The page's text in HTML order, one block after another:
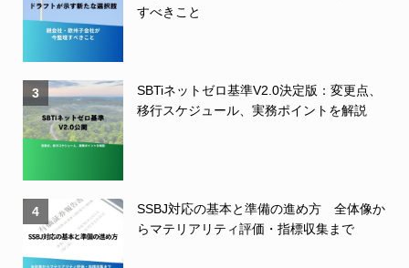
すべきこと
3
SBTiネットゼロ基準V2.0決定版：変更点、
移行スケジュール、実務ポイントを解説
4
SSBJ対応の基本と準備の進め方 全体像か
らマテリアリティ評価・指標収集まで